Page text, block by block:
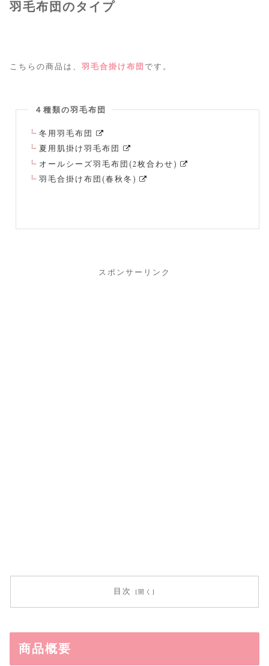
羽毛布団のタイプ
こちらの商品は、 羽毛合掛け布団 です。
４種類の羽毛布団
冬用羽毛布団
夏用肌掛け羽毛布団
オールシーズ羽毛布団(2枚合わせ)
羽毛合掛け布団(春秋冬)
スポンサーリンク
目次
商品概要